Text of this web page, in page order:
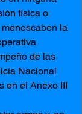
física o
la
de las
Nacional
en el Anexo III